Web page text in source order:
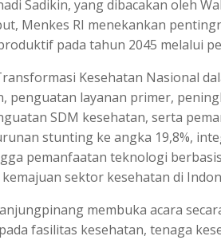
Sadikin, yang dibacakan oleh
Menkes RI menekankan
pada tahun 2045 melalui
Kesehatan Nasional
penguatan layanan primer,
SDM kesehatan, serta
stunting ke angka 19,8%,
pemanfaatan teknologi
sektor kesehatan di
membuka acara
fasilitas kesehatan, tenaga